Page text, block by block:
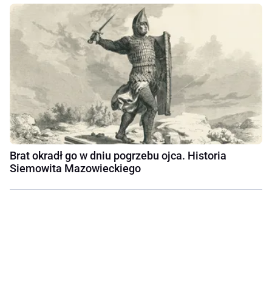
Brat okradł go w dniu pogrzebu ojca. Historia
Siemowita Mazowieckiego